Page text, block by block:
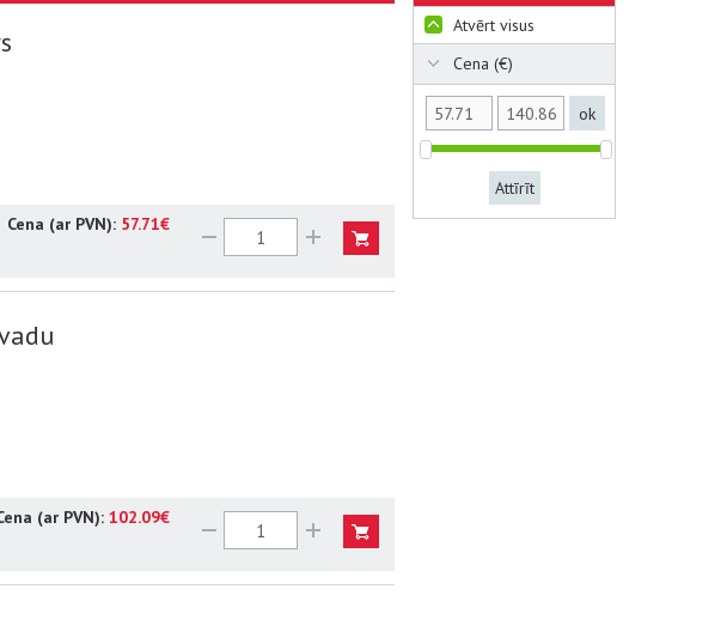
Atvērt visus
Cena (€)
ok
Attīrīt
Cena (ar PVN): 57.71€
(ar PVN): 102.09€